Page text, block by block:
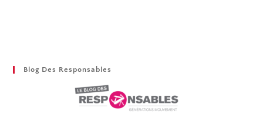
Blog Des Responsables